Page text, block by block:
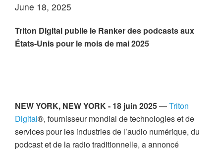
June 18, 2025
Triton Digital publie le Ranker des podcasts aux
États-Unis pour le mois de mai 2025
NEW YORK, NEW YORK - 18 juin 2025—Triton
Digital®, fournisseur mondial de technologies et de
services pour les industries de l’audio numérique, du
podcast et de la radio traditionnelle, a annoncé